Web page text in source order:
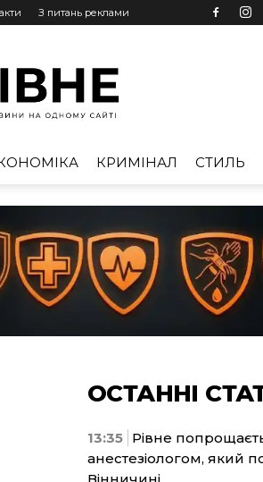
З питань реклами
КРИМІНАЛ СТИЛЬ
ОСТАННІ
13:35 Рівне
анестезіологом, який